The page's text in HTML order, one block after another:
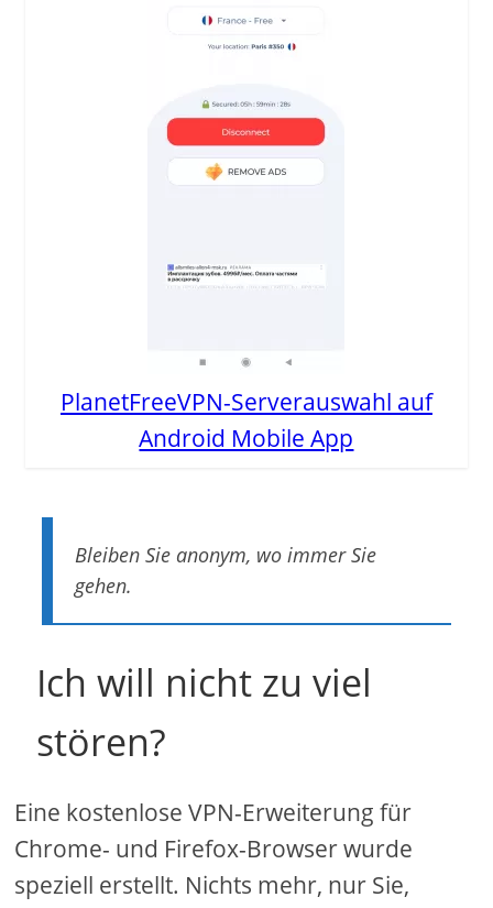
PlanetFreeVPN-Serverauswahl auf
Android Mobile App
Bleiben Sie anonym, wo immer Sie
gehen.
Ich will nicht zu viel
stören?
Eine kostenlose VPN-Erweiterung für
Chrome- und Firefox-Browser wurde
speziell erstellt. Nichts mehr, nur Sie,